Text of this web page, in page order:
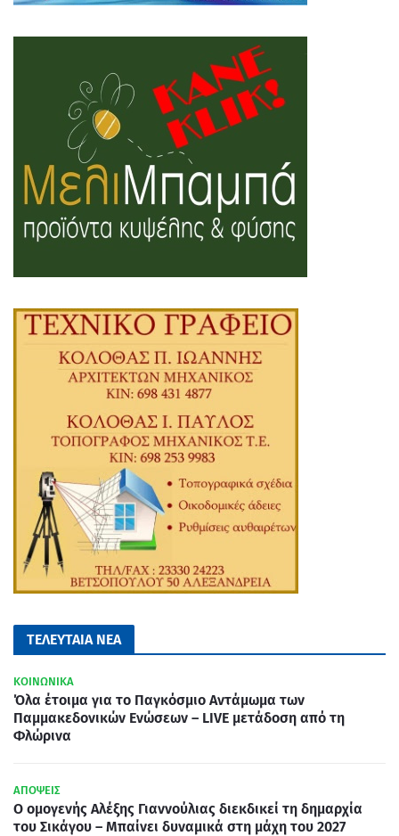
ΤΕΛΕΥΤΑΙΑ ΝΕΑ
ΚΟΙΝΩΝΙΚΑ
Όλα έτοιμα για το Παγκόσμιο Αντάμωμα των
Παμμακεδονικών Ενώσεων – LIVE μετάδοση από τη
Φλώρινα
ΑΠΟΨΕΙΣ
Ο ομογενής Αλέξης Γιαννούλιας διεκδικεί τη δημαρχία
του Σικάγου – Μπαίνει δυναμικά στη μάχη του 2027